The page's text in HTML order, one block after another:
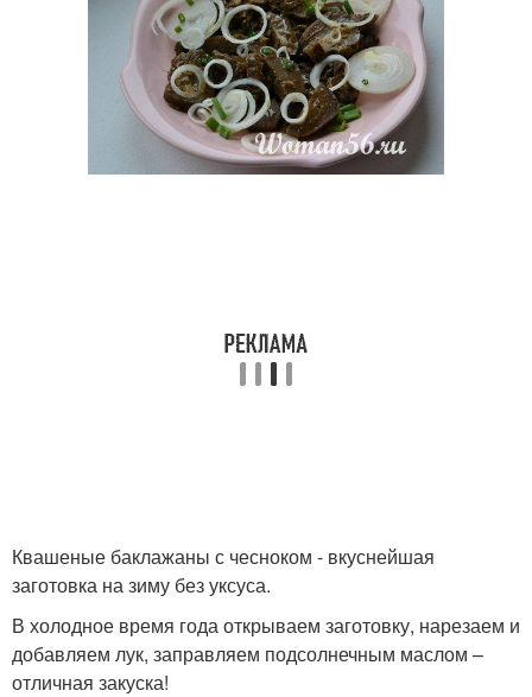
Баклажаны с
помидорами
Баклажаны на скорую
руку
Баклажаны в уксусной
Квашеные баклажаны с чесноком - вкуснейшая
заготовка на зиму без уксуса.
В холодное время года открываем заготовку, нарезаем и
добавляем лук, заправляем подсолнечным маслом –
отличная закуска!